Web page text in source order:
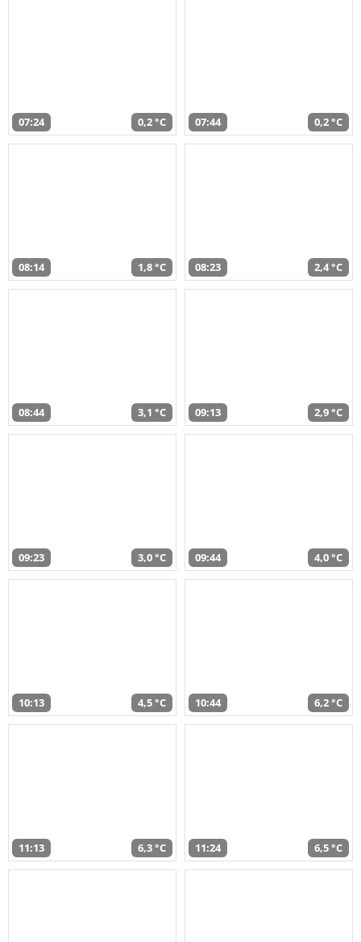
07:24 0,2 °C 07:44 0,2 °C
08:14 1,8 °C 08:23 2,4 °C
08:44 3,1 °C 09:13 2,9 °C
09:23 3,0 °C 09:44 4,0 °C
10:13 4,5 °C 10:44 6,2 °C
11:13 6,3 °C 11:24 6,5 °C